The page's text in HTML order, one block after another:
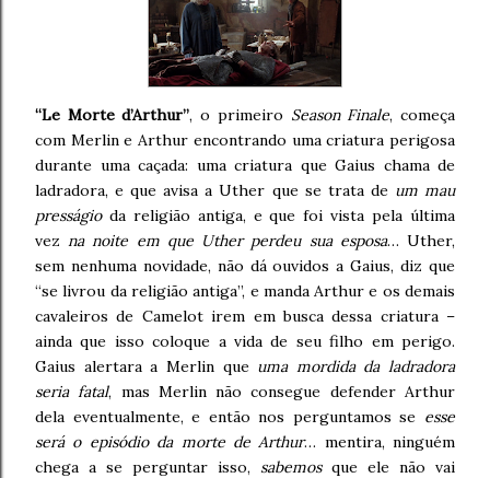
“Le Morte d’Arthur”, o primeiro Season Finale, começa
com Merlin e Arthur encontrando uma criatura perigosa
durante uma caçada: uma criatura que Gaius chama de
ladradora, e que avisa a Uther que se trata de um mau
presságioda religião antiga, e que foi vista pela última
vezna noite em que Uther perdeu sua esposa… Uther,
sem nenhuma novidade, não dá ouvidos a Gaius, diz que
“se livrou da religião antiga”, e manda Arthur e os demais
cavaleiros de Camelot irem em busca dessa criatura –
ainda que isso coloque a vida de seu filho em perigo.
Gaius alertara a Merlin que uma mordida da ladradora
seria fatal, mas Merlin não consegue defender Arthur
dela eventualmente, e então nos perguntamos se esse
será o episódio da morte de Arthur… mentira, ninguém
chega a se perguntar isso, sabemosque ele não vai